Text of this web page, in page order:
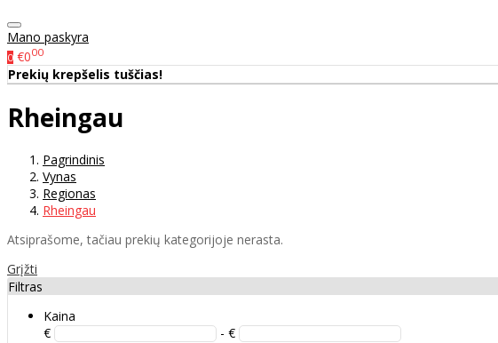
Mano paskyra
0 €000
Prekių krepšelis tuščias!
Rheingau
Pagrindinis
Vynas
Regionas
Rheingau
Atsiprašome, tačiau prekių kategorijoje nerasta.
Grįžti
Filtras
Kaina
€
- €